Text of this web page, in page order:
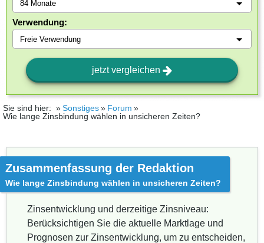
Verwendung:
jetzt vergleichen
Sie sind hier: Sonstiges
Forum
Wie lange Zinsbindung wählen in unsicheren Zeiten?
Zusammenfassung der Redaktion
Wie lange Zinsbindung wählen in unsicheren Zeiten?
Zinsentwicklung und derzeitige Zinsniveau:
Berücksichtigen Sie die aktuelle Marktlage und
Prognosen zur Zinsentwicklung, um zu entscheiden,